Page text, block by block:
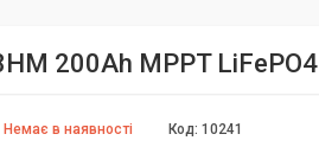
200Ah MPPT LiFePО4
Немає в наявності Код: 10241